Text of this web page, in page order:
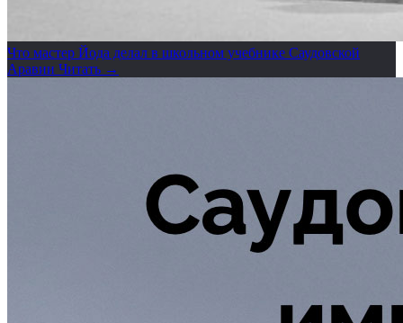
Что мастер Йода делал в школьном учебнике Саудовской
Аравии Читать →